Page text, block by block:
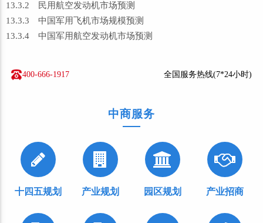
13.3.2 民用航空发动机市场预测
13.3.3 中国军用飞机市场规模预测
13.3.4 中国军用航空发动机市场预测
400-666-1917 全国服务热线(7*24小时)
中商服务
十四五规划 产业规划 园区规划 产业招商